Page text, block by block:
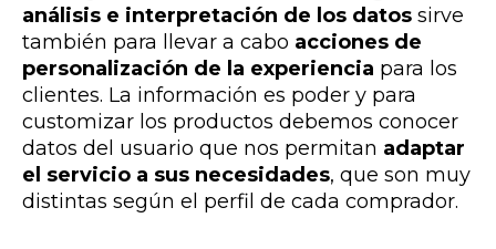
análisis e interpretación de los datos sirve
también para llevar a cabo acciones de
personalización de la experiencia para los
clientes. La información es poder y para
customizar los productos debemos conocer
datos del usuario que nos permitan adaptar
el servicio a sus necesidades, que son muy
distintas según el perfil de cada comprador.